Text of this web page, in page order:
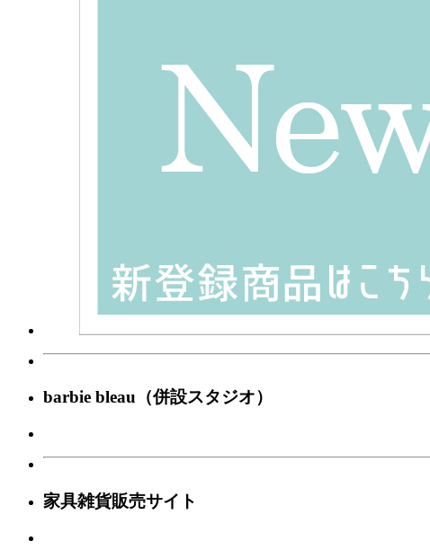
barbie bleau（併設スタジオ）
家具雑貨販売サイト